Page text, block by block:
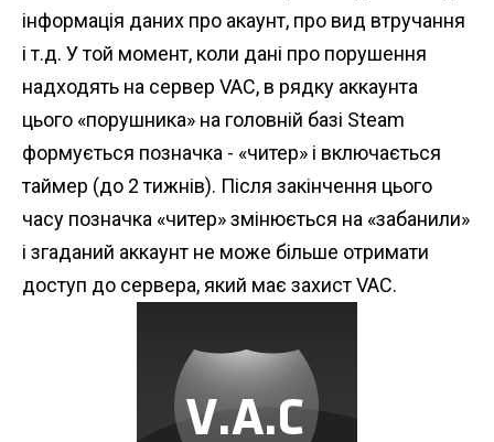
інформація даних про акаунт, про вид втручання
і т.д. У той момент, коли дані про порушення
надходять на сервер VAC, в рядку аккаунта
цього «порушника» на головній базі Steam
формується позначка - «читер» і включається
таймер (до 2 тижнів). Після закінчення цього
часу позначка «читер» змінюється на «забанили»
і згаданий аккаунт не може більше отримати
доступ до сервера, який має захист VAC.